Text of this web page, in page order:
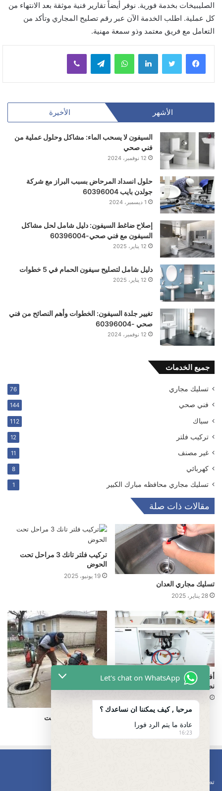
الصليبيخات بخدمة فورية. نوفر أيضاً تقارير فنية موثقة بعد الانتهاء من
كل عملية. اطلب الخدمة الآن عبر رقم تصليح المجاري وتأكد من
التعامل مع فريق معتمد وذو سمعة مهنية.
لينكدإن واتساب
الأشهر الأخيرة
السيفون لا يسحب الماء: مشاكل وحلول عملية من
فني صحي
12 نوفمبر، 2024
حلول انسداد المرحاض بسبب البراز مع شركة
جولدن بايب 60396004
1 ديسمبر، 2024
إصلاح ضاغط السيفون: دليل شامل لحل مشاكل
السيفون مع فني صحي-60396004
12 يناير، 2025
دليل شامل لتصليح سيفون الحمام في 5 خطوات
12 يناير، 2025
تغيير جلدة السيفون: الخطوات وأهم النصائح من فني
صحي -60396004
12 نوفمبر، 2024
جميع الخدمات
تسليك مجاري 76
فني صحي 144
سباك 112
ترکیب فلتر 12
غير مصنف 11
كهربائي 8
تسليك مجاري محافظه مبارك الكبير 1
مقالات ذات صلة
تسليك مجاري العدان
28 يناير، 2025
تركيب فلتر تانك 3 مراحل تحت
الحوض
19 يونيو، 2025
أفضل طرق تسليك مجاري المطبخ :
نصائح وأدوات فعالة من فني صحي
تسليك مجاري بالكويت
تصليح مضخات
Let's chat on WhatsApp
مرحبا , كيف يمكننا ان نساعدك ؟
عادة ما يتم الرد فورا
16:23